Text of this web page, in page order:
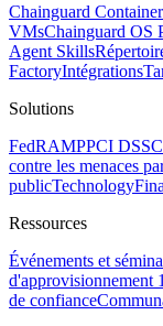
Chainguard
VMsChainguard OS
Agent Skills
FactoryIntégrations
Solutions
FedRAMPPCI DSS
contre les menaces
publicTechnology
Ressources
Événements et
d'approvisionnement
de confiance